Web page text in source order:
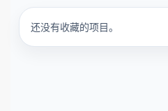
还没有收藏的项目。